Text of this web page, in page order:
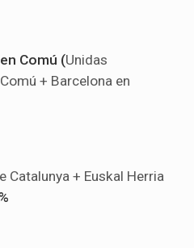
Comú (Unidas
+ Barcelona en
Catalunya + Euskal Herria